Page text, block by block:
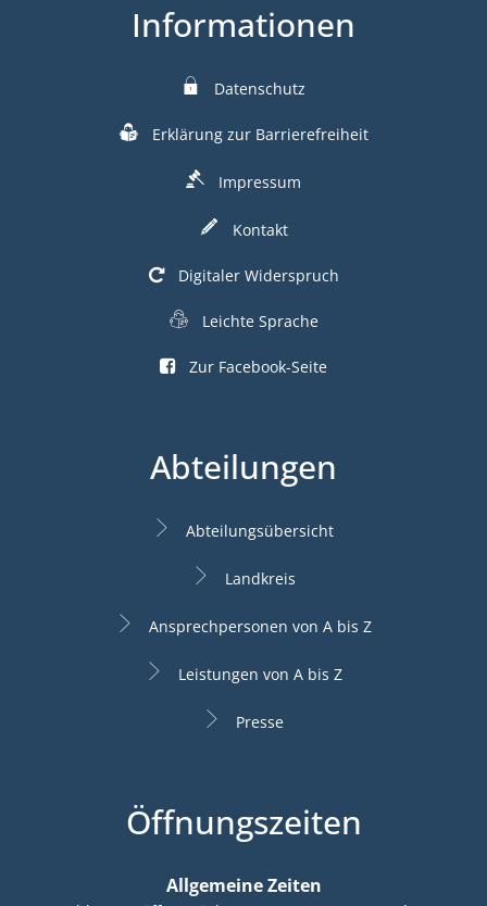
Informationen
Datenschutz
Erklärung zur Barrierefreiheit
Impressum
Kontakt
Digitaler Widerspruch
Leichte Sprache
Zur Facebook-Seite
Abteilungen
Abteilungsübersicht
Landkreis
Ansprechpersonen von A bis Z
Leistungen von A bis Z
Presse
Öffnungszeiten
Allgemeine Zeiten